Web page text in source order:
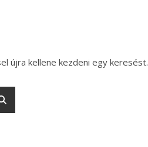
újra kellene kezdeni egy keresést.